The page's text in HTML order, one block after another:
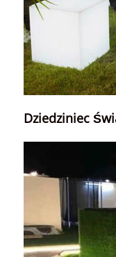
Dziedziniec